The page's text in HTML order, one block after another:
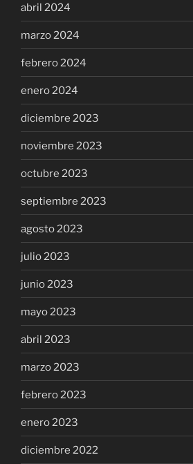
abril 2024
marzo 2024
febrero 2024
enero 2024
diciembre 2023
noviembre 2023
octubre 2023
septiembre 2023
agosto 2023
julio 2023
junio 2023
mayo 2023
abril 2023
marzo 2023
febrero 2023
enero 2023
diciembre 2022